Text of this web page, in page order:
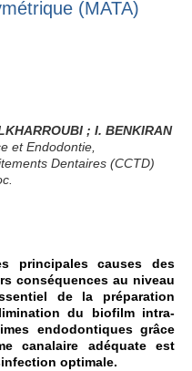
(MATA)
; I. BENKIRAN
et Endodontie,
Dentaires (CCTD)
principales causes des
conséquences au niveau
de la préparation
du biofilm intra-
endodontiques grâce
canalaire adéquate est
optimale.